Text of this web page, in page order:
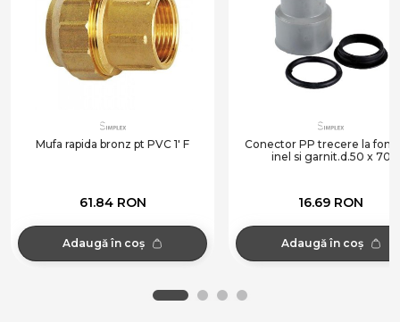
Mufa rapida bronz pt PVC 1' F
61.84 RON
Adaugă în coș
Conector PP trecere la
inel si garnit.d.50 x 70
16.69 RON
Adaugă în coș